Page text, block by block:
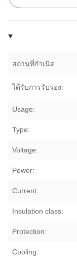
สถานที่กำเนิด:
ได้รับการรับรอง:
Usage:
Type:
Voltage:
Power:
Current:
Insulation class:
Protection:
Cooling: